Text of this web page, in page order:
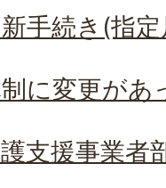
手続き(指
に変更があ
支援事業者